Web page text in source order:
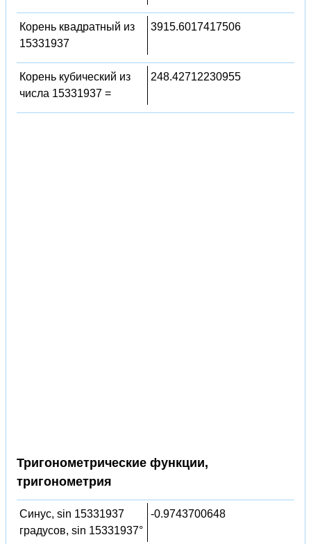
Корень квадратный из
15331937
3915.6017417506
Корень кубический из
числа 15331937 =
248.42712230955
Тригонометрические функции,
тригонометрия
Синус, sin 15331937
градусов, sin 15331937°
-0.9743700648